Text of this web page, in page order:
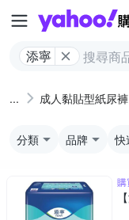
添寧
成人黏貼型紙尿褲
分類 品牌 快
購